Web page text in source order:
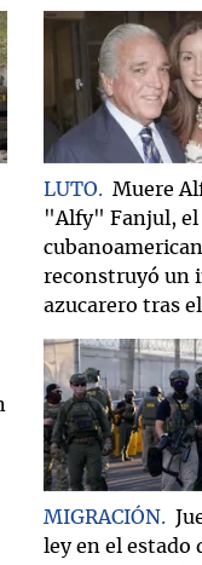
LUTO
Muere
"Alfy" Fanjul, el
reconstruyó un
azucarero tras
MIGRACIÓN
ley en el estado